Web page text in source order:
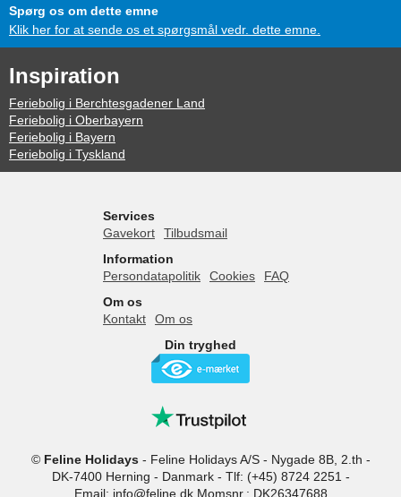
Spørg os om dette emne
Klik her for at sende os et spørgsmål vedr. dette emne.
Inspiration
Feriebolig i Berchtesgadener Land
Feriebolig i Oberbayern
Feriebolig i Bayern
Feriebolig i Tyskland
Services
Gavekort
Tilbudsmail
Information
Persondatapolitik
Cookies
FAQ
Om os
Kontakt
Om os
Din tryghed
© Feline Holidays- Feline Holidays A/S- Nygade 8B, 2.th -
DK-7400 Herning - Danmark - Tlf: (+45) 8724 2251-
Email: info@feline.dk Momsnr.: DK26347688